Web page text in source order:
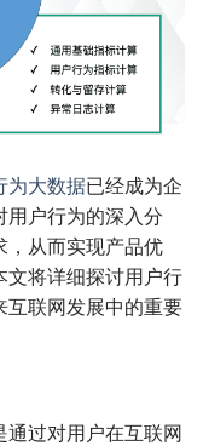
为大数据已经成为企
用户行为的深入分
，从而实现产品优
文将详细探讨用户行
互联网发展中的重要
过对用户在互联网